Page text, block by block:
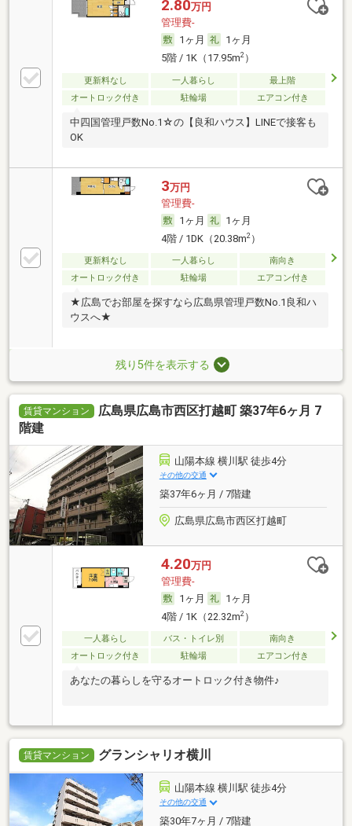
2.80万円
管理費-
1ヶ月
1ヶ月
5階 / 1K（17.95m2）
更新料なし 一人暮らし
最上階
オートロック付き
駐輪場 エアコン付き
中四国管理戸数No.1☆の【良和ハウス】LINEで接客も
OK
3万円
管理費-
1ヶ月
1ヶ月
4階 / 1DK（20.38m2）
更新料なし 一人暮らし
南向き
オートロック付き
駐輪場 エアコン付き
★広島でお部屋を探すなら広島県管理戸数No.1良和ハ
ウスへ★
残り5件を表示する
賃貸マンション
広島県広島市西区打越町 築37年6ヶ月 7
階建
山陽本線 横川駅 徒歩4分
その他の交通
築37年6ヶ月 / 7階建
広島県広島市西区打越町
4.20万円
管理費-
1ヶ月
1ヶ月
4階 / 1K（22.32m2）
一人暮らし バス・トイレ別
南向き
オートロック付き
駐輪場 エアコン付き
あなたの暮らしを守るオートロック付き物件♪
賃貸マンション グランシャリオ横川
山陽本線 横川駅 徒歩4分
その他の交通
築30年7ヶ月 / 7階建